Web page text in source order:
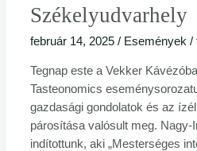
Székelyudvarhely
február 14, 2025 / Események /
Tegnap este a Vekker
Tasteonomics
gazdasági gondolatok és az
párosítása valósult meg. Nagy-
indítottunk, aki „Mesterséges